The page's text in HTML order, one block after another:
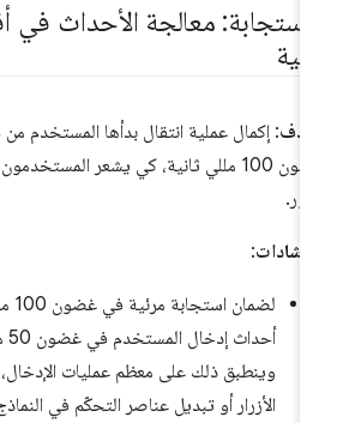
: إكمال عملية انتقال بدأها المستخدم من
غضون 100 مللي ثانية، كي يشعر المستخدمون
:
لضمان استجابة
أحداث إدخال
وينطبق ذلك على معظم عمليات الإدخال، مثل
الأزرار أو تبديل عناصر التحكّم في النماذج